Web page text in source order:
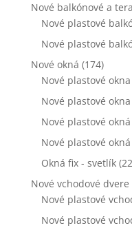
Nové balkónové a
Nové plastové
Nové plastové
Nové okná (174)
Nové plastové
Nové plastové
Nové plastové
Nové plastové
Okná fix - svetlík
Nové vchodové dvere
Nové plastové
Nové plastové